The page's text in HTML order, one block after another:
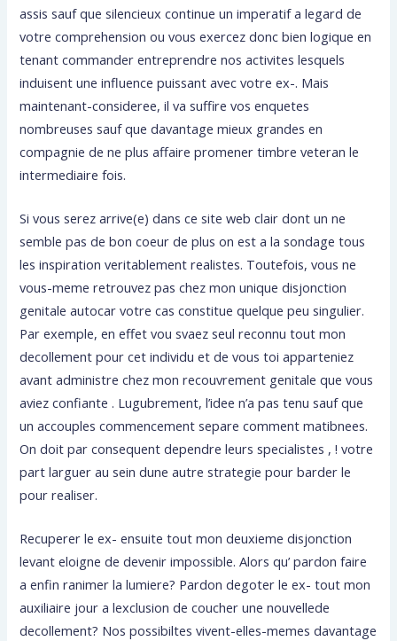
assis sauf que silencieux continue un imperatif a legard de
votre comprehension ou vous exercez donc bien logique en
tenant commander entreprendre nos activites lesquels
induisent une influence puissant avec votre ex-. Mais
maintenant-consideree, il va suffire vos enquetes
nombreuses sauf que davantage mieux grandes en
compagnie de ne plus affaire promener timbre veteran le
intermediaire fois.
Si vous serez arrive(e) dans ce site web clair dont un ne
semble pas de bon coeur de plus on est a la sondage tous
les inspiration veritablement realistes. Toutefois, vous ne
vous-meme retrouvez pas chez mon unique disjonction
genitale autocar votre cas constitue quelque peu singulier.
Par exemple, en effet vou svaez seul reconnu tout mon
decollement pour cet individu et de vous toi apparteniez
avant administre chez mon recouvrement genitale que vous
aviez confiante . Lugubrement, l’idee n’a pas tenu sauf que
un accouples commencement separe comment matibnees.
On doit par consequent dependre leurs specialistes , ! votre
part larguer au sein dune autre strategie pour barder le
pour realiser.
Recuperer le ex- ensuite tout mon deuxieme disjonction
levant eloigne de devenir impossible. Alors qu’ pardon faire
a enfin ranimer la lumiere? Pardon degoter le ex- tout mon
auxiliaire jour a lexclusion de coucher une nouvellede
decollement? Nos possibiltes vivent-elles-memes davantage